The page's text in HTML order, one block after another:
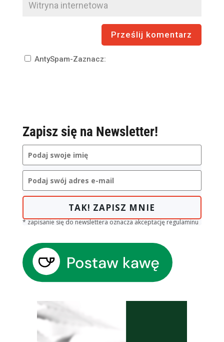
AntySpam-Zaznacz:
Zapisz się na Newsletter!
TAK! ZAPISZ MNIE
* zapisanie się do newslettera oznacza akceptację regulaminu